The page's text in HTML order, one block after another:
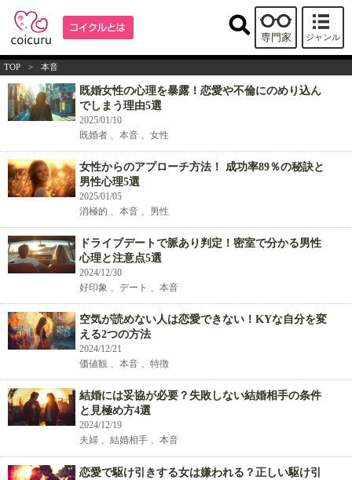
ジャンル
専門家
TOP > 本音
既婚女性の心理を暴露！恋愛や不倫にのめり込ん
でしまう理由5選
2025/01/10
既婚者 、本音 、女性
女性からのアプローチ方法！ 成功率89％の秘訣と
男性心理5選
2025/01/05
消極的 、本音 、男性
ドライブデートで脈あり判定！密室で分かる男性
心理と注意点5選
2024/12/30
好印象 、デート 、本音
空気が読めない人は恋愛できない！KYな自分を変
える2つの方法
2024/12/21
価値観 、本音 、特徴
結婚には妥協が必要？失敗しない結婚相手の条件
と見極め方4選
2024/12/19
夫婦 、結婚相手 、本音
恋愛で駆け引きする女は嫌われる？正しい駆け引